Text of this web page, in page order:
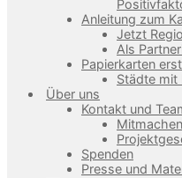
Anleitung zum
Jetzt
Als
Papierkarten
Städte mit
Über uns
Kontakt und
Mitmachen
Spenden
Presse und